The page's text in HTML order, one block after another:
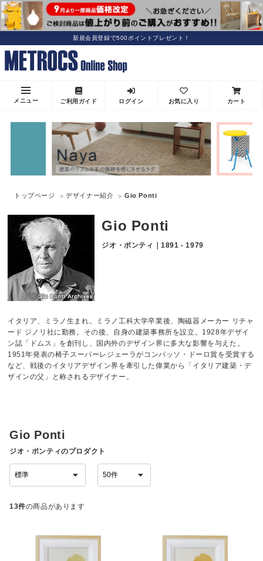
新規会員登録で500ポイントプレゼント！
メニュー ご利用ガイド ログイン お気に入り カート
トップページ デザイナー紹介 Gio Ponti
Gio Ponti
ジオ・ポンティ｜1891 - 1979
イタリア、ミラノ生まれ。ミラノ工科大学卒業後、陶磁器メーカー リチャ
ード ジノリ社に勤務。その後、自身の建築事務所を設立。1928年デザイ
ン誌「ドムス」を創刊し、国内外のデザイン界に多大な影響を与えた。
1951年発表の椅子スーパーレジェーラがコンパッソ・ドーロ賞を受賞する
など、戦後のイタリアデザイン界を牽引した偉業から「イタリア建築・デ
ザインの父」と称されるデザイナー。
Gio Ponti
ジオ・ポンティのプロダクト
13件の商品があります